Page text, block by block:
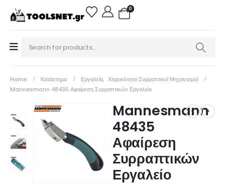
0
Home Κατάστημα Εργαλεία, Χειροκίνητοι Συρραπτικοί Μηχανισμοί
Mannesmann 48435 Αφαίρεση Συρραπτικών Εργαλείο
Mannesmann
48435
Αφαίρεση
Συρραπτικών
Εργαλείο